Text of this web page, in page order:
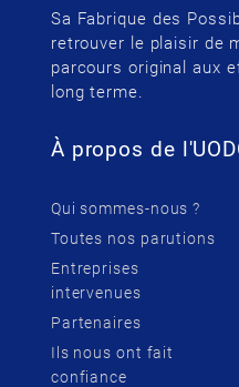
Sa Fabrique des
retrouver le plaisir de
parcours original aux
long terme.
À propos de
Qui sommes-nous ?
Toutes nos parutions
Entreprises
intervenues
Partenaires
Ils nous ont fait
confiance